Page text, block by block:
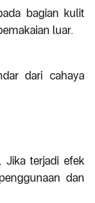
bagian kulit
luar.
dari cahaya
Jika terjadi efek
dan